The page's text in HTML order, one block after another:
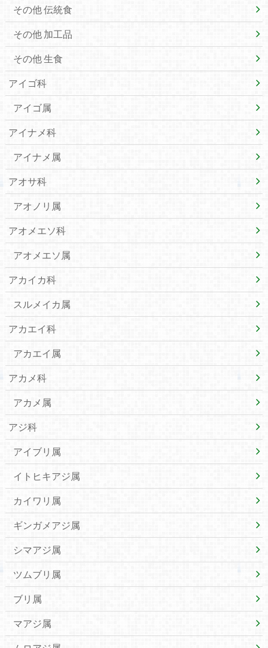
その他 伝統食
その他 加工品
その他 生食
アイゴ科
アイゴ属
アイナメ科
アイナメ属
アオサ科
アオノリ属
アオメエソ科
アオメエソ属
アカイカ科
スルメイカ属
アカエイ科
アカエイ属
アカメ科
アカメ属
アジ科
アイブリ属
イトヒキアジ属
カイワリ属
ギンガメアジ属
シマアジ属
ツムブリ属
ブリ属
マアジ属